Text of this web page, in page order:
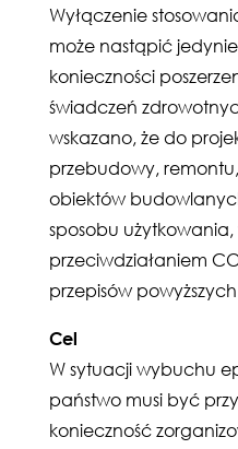
Wyłączenie
może nastąpić
konieczności
świadczeń
wskazano, że do
przebudowy,
obiektów
sposobu użytkowania,
przeciwdziałaniem
przepisów
Cel
W sytuacji wybuchu
państwo musi być
konieczność